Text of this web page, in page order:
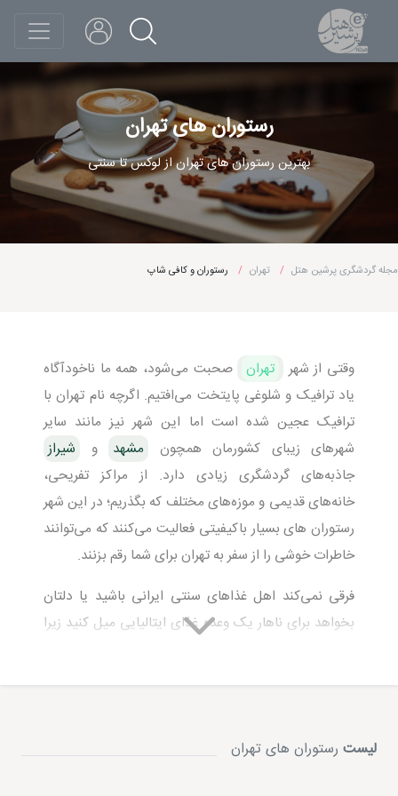
رستوران های تهران
بهترین رستوران های تهران از لوکس تا سنتی
مجله گردشگری پرشین هتل تهران رستوران و کافی شاپ
وقتی از شهر تهران صحبت می‌شود، همه ما ناخودآگاه
یاد ترافیک و شلوغی پایتخت می‌افتیم. اگرچه نام تهران با
ترافیک عجین شده است اما این شهر نیز مانند سایر
شهرهای زیبای کشورمان همچون
مشهد و
شیراز
جاذبه‌های گردشگری زیادی دارد. از مراکز تفریحی،
خانه‌های قدیمی و موزه‌های مختلف که بگذریم؛ در این شهر
رستوران‌ های بسیار باکیفیتی فعالیت می‌کنند که می‌توانند
خاطرات خوشی را از سفر به تهران برای شما رقم بزنند.
فرقی نمی‌کند اهل غذاهای سنتی ایرانی باشید یا دلتان
بخواهد برای ناهار یک وعده غذای ایتالیایی میل کنید زیرا
مفصل به معرفی بهترین رستوران‌های پایتخت می‌پردازیم.لیست رستوران های تهران